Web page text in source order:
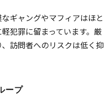
ギャングやマフィアはほと
犯罪に留まっています。厳
訪問者へのリスクは低く抑
ープ